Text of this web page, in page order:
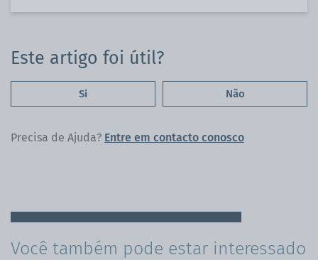
Facebook
Este artigo foi útil?
Si Não
Precisa de Ajuda? Entre em contacto conosco
Você também pode estar interessado